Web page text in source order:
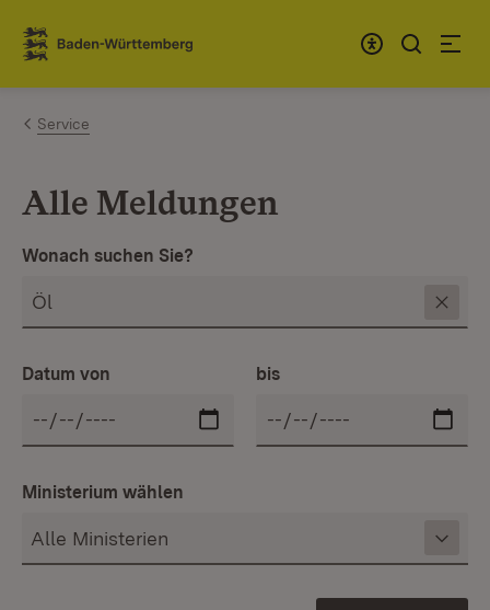
Zum Inhalt springen
Link zur Startseite
Service
Alle Meldungen
Wonach suchen Sie?
Datum von bis
Ministerium wählen